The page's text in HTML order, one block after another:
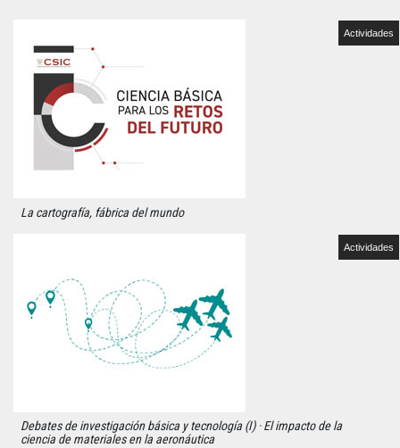
Actividades
La cartografía, fábrica del mundo
Actividades
Debates de investigación básica y tecnología (I) · El impacto de la
ciencia de materiales en la aeronáutica